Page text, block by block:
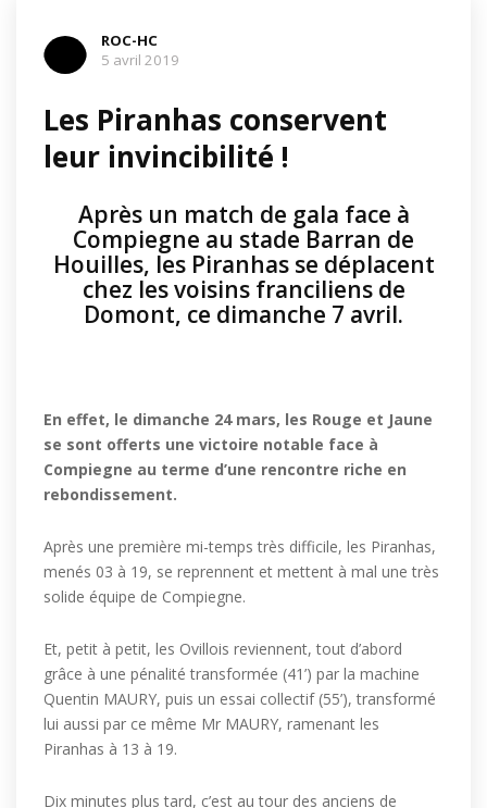
ROC-HC
5 avril 2019
Les Piranhas conservent
leur invincibilité !
Après un match de gala face à
Compiegne au stade Barran de
Houilles, les Piranhas se déplacent
chez les voisins franciliens de
Domont, ce dimanche 7 avril.
En effet, le dimanche 24 mars, les Rouge et Jaune
se sont offerts une victoire notable face à
Compiegne au terme d’une rencontre riche en
rebondissement.
Après une première mi-temps très difficile, les Piranhas,
menés 03 à 19, se reprennent et mettent à mal une très
solide équipe de Compiegne.
Et, petit à petit, les Ovillois reviennent, tout d’abord
grâce à une pénalité transformée (41’) par la machine
Quentin MAURY, puis un essai collectif (55’), transformé
lui aussi par ce même Mr MAURY, ramenant les
Piranhas à 13 à 19.
Dix minutes plus tard, c’est au tour des anciens de